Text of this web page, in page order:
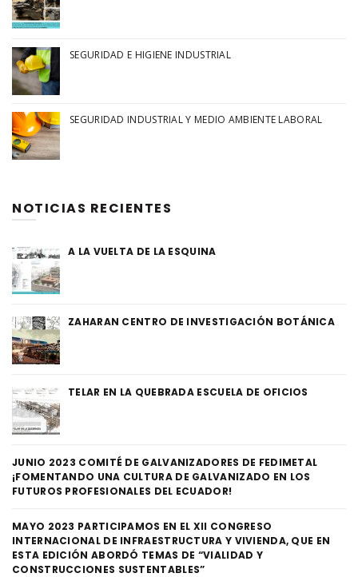
SEGURIDAD E HIGIENE INDUSTRIAL
SEGURIDAD INDUSTRIAL Y MEDIO AMBIENTE LABORAL
NOTICIAS RECIENTES
A LA VUELTA DE LA ESQUINA
ZAHARAN CENTRO DE INVESTIGACIÓN BOTÁNICA
TELAR EN LA QUEBRADA ESCUELA DE OFICIOS
JUNIO 2023 COMITÉ DE GALVANIZADORES DE FEDIMETAL
¡FOMENTANDO UNA CULTURA DE GALVANIZADO EN LOS
FUTUROS PROFESIONALES DEL ECUADOR!
MAYO 2023 PARTICIPAMOS EN EL XII CONGRESO
INTERNACIONAL DE INFRAESTRUCTURA Y VIVIENDA, QUE EN
ESTA EDICIÓN ABORDÓ TEMAS DE “VIALIDAD Y
CONSTRUCCIONES SUSTENTABLES”